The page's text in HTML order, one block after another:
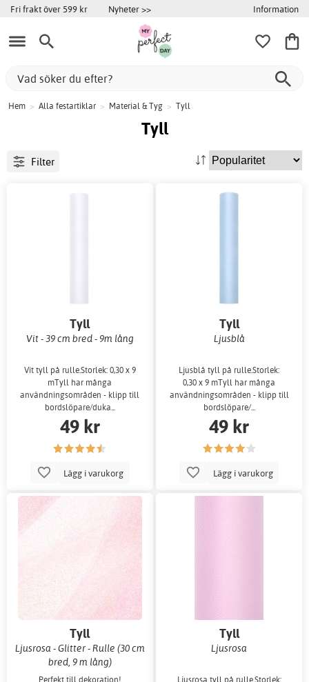
Fri frakt över 599 kr Nyheter >> Information
Hem > Alla festartiklar > Material & Tyg > Tyll
Tyll
Filter
Tyll
Vit - 39 cm bred - 9m lång
Vit tyll på rulle.Storlek: 0,30 x 9
mTyll har många
användningsområden - klipp till
bordslöpare/duka...
49 kr
Lägg i varukorg
Tyll
Ljusblå
Ljusblå tyll på rulle.Storlek:
0,30 x 9 mTyll har många
användningsområden - klipp till
bordslöpare/...
49 kr
Lägg i varukorg
Tyll
Ljusrosa - Glitter - Rulle (30 cm
bred, 9 m lång)
Perfekt till dekoration!
Tyll
Ljusrosa
Ljusrosa tyll på rulle.Storlek: